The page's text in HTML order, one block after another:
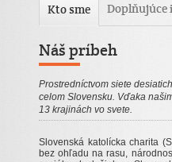
Kto sme Doplňujúce
Náš príbeh
Prostredníctvom siete
celom Slovensku. Vďaka
13 krajinách vo svete.
Slovenská katolícka charita
bez ohľadu na rasu,